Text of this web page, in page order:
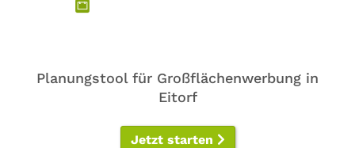
Planungstool für Großflächenwerbung in
Eitorf
Jetzt starten